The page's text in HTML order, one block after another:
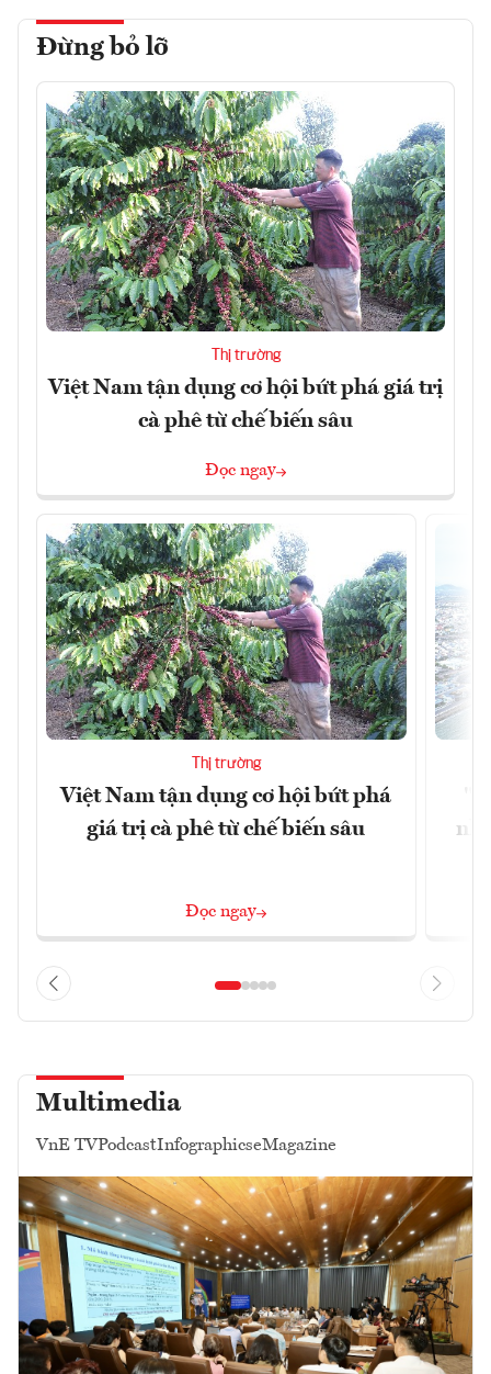
Đừng bỏ lỡ
Thị trường
Việt Nam tận dụng cơ hội bứt phá giá trị
cà phê từ chế biến sâu
Đọc ngay
Thị trường
Việt Nam tận dụng cơ hội bứt phá
giá trị cà phê từ chế biến sâu
Đọc ngay
Multimedia
VnE TVPodcastInfographicseMagazine